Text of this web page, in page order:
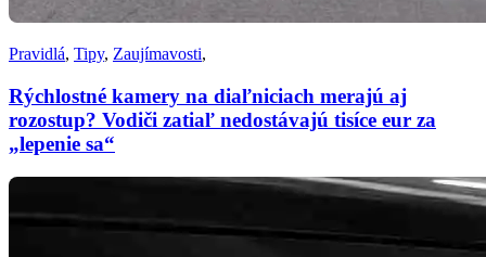
Pravidlá, Tipy, Zaujímavosti,
Rýchlostné kamery na diaľniciach merajú aj
rozostup? Vodiči zatiaľ nedostávajú tisíce eur za
„lepenie sa“